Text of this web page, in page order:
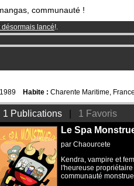
communauté !
désormais lancé!.
de3.95 eurospar mois !Clique ici
1000BDs & Mangas!
1989 Habite : Charente Maritime,
1 Publications
1 Favoris
Le Spa
par Chaourcete
Kendra, vampire et
l'heureuse
communauté